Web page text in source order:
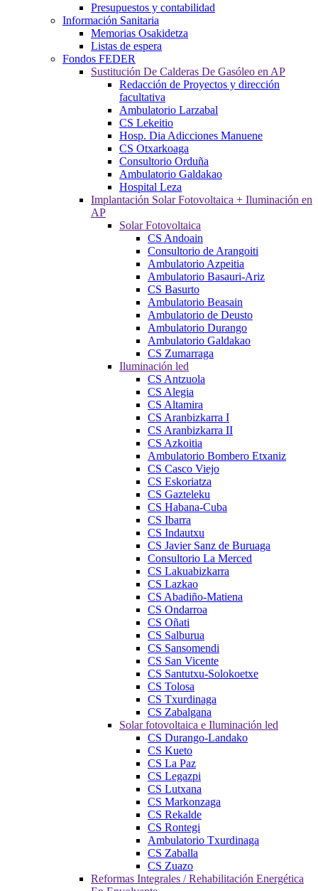
Presupuestos y contabilidad
Información Sanitaria
Memorias Osakidetza
Listas de espera
Fondos FEDER
Sustitución De Calderas De Gasóleo en AP
Redacción de Proyectos y dirección
facultativa
Ambulatorio Larzabal
CS Lekeitio
Hosp. Dia Adicciones Manuene
CS Otxarkoaga
Consultorio Orduña
Ambulatorio Galdakao
Hospital Leza
Implantación Solar Fotovoltaica + Iluminación en
AP
Solar Fotovoltaica
CS Andoain
Consultorio de Arangoiti
Ambulatorio Azpeitia
Ambulatorio Basauri-Ariz
CS Basurto
Ambulatorio Beasain
Ambulatorio de Deusto
Ambulatorio Durango
Ambulatorio Galdakao
CS Zumarraga
Iluminación led
CS Antzuola
CS Alegia
CS Altamira
CS Aranbizkarra I
CS Aranbizkarra II
CS Azkoitia
Ambulatorio Bombero Etxaniz
CS Casco Viejo
CS Eskoriatza
CS Gazteleku
CS Habana-Cuba
CS Ibarra
CS Indautxu
CS Javier Sanz de Buruaga
Consultorio La Merced
CS Lakuabizkarra
CS Lazkao
CS Abadiño-Matiena
CS Ondarroa
CS Oñati
CS Salburua
CS Sansomendi
CS San Vicente
CS Santutxu-Solokoetxe
CS Tolosa
CS Txurdinaga
CS Zabalgana
Solar fotovoltaica e Iluminación led
CS Durango-Landako
CS Kueto
CS La Paz
CS Legazpi
CS Lutxana
CS Markonzaga
CS Rekalde
CS Rontegi
Ambulatorio Txurdinaga
CS Zaballa
CS Zuazo
Reformas Integrales / Rehabilitación Energética